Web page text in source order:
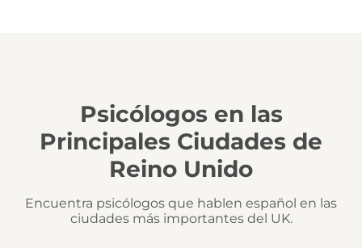
Psicólogos en las
Principales Ciudades de
Reino Unido
Encuentra psicólogos que hablen español en las
ciudades más importantes del UK.